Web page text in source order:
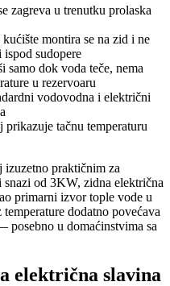
zagreva u trenutku prolaska
montira se na zid i ne
sudopere
samo dok voda teče, nema
u rezervoaru
vodovodna i električni
prikazuje tačnu temperaturu
izuzetno praktičnim za
od 3KW, zidna električna
primarni izvor tople vode u
dodatno povećava
u domaćinstvima sa
električna slavina